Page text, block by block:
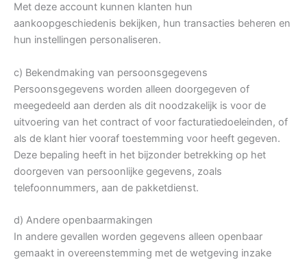
Met deze account kunnen klanten hun
aankoopgeschiedenis bekijken, hun transacties beheren en
hun instellingen personaliseren.
c) Bekendmaking van persoonsgegevens
Persoonsgegevens worden alleen doorgegeven of
meegedeeld aan derden als dit noodzakelijk is voor de
uitvoering van het contract of voor facturatiedoeleinden, of
als de klant hier vooraf toestemming voor heeft gegeven.
Deze bepaling heeft in het bijzonder betrekking op het
doorgeven van persoonlijke gegevens, zoals
telefoonnummers, aan de pakketdienst.
d) Andere openbaarmakingen
In andere gevallen worden gegevens alleen openbaar
gemaakt in overeenstemming met de wetgeving inzake